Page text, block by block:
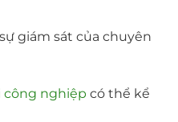
giám sát của chuyên
công nghiệp có thể kể